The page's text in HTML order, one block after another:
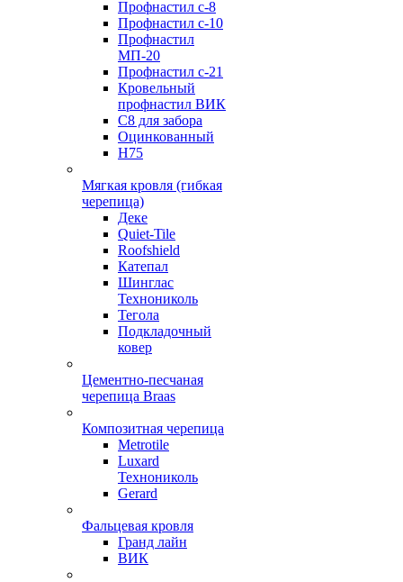
Профнастил с-8
Профнастил с-10
Профнастил
МП-20
Профнастил с-21
Кровельный
профнастил ВИК
С8 для забора
Оцинкованный
Н75
Мягкая кровля (гибкая
черепица)
Деке
Quiet-Tile
Roofshield
Катепал
Шинглас
Технониколь
Тегола
Подкладочный
ковер
Цементно-песчаная
черепица Braas
Композитная черепица
Metrotile
Luxard
Технониколь
Gerard
Фальцевая кровля
Гранд лайн
ВИК